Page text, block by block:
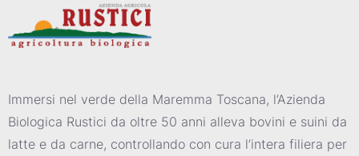
Immersi nel verde della Maremma Toscana, l’Azienda
Biologica Rustici da oltre 50 anni alleva bovini e suini da
latte e da carne, controllando con cura l’intera filiera per